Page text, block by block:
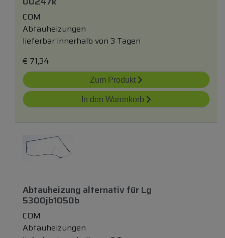
COM
Abtauheizungen
lieferbar innerhalb von 3 Tagen
€ 71,34
Zum Produkt
In den Warenkorb
Abtauheizung alternativ fürLg
5300jb1050b
COM
Abtauheizungen